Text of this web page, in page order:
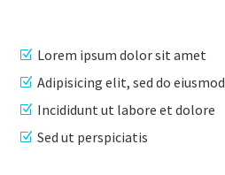
Lorem ipsum dolor sit amet
Adipisicing elit, sed do eiusmod
Incididunt ut labore et dolore
Sed ut perspiciatis